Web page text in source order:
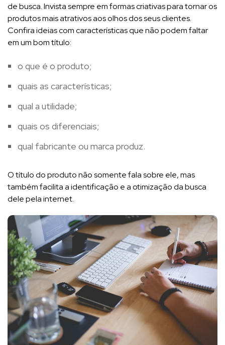
de busca. Invista sempre em formas criativas para tornar os
produtos mais atrativos aos olhos dos seus clientes.
Confira ideias com características que não podem faltar
em um bom título:
o que é o produto;
quais as características;
qual a utilidade;
quais os diferenciais;
qual fabricante ou marca produz.
O título do produto não somente fala sobre ele, mas
também facilita a identificação e a otimização da busca
dele pela internet.